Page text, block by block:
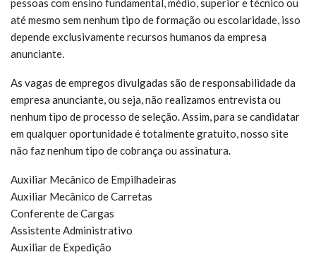
pessoas com ensino fundamental, médio, superior e técnico ou
até mesmo sem nenhum tipo de formação ou escolaridade, isso
depende exclusivamente recursos humanos da empresa
anunciante.
As vagas de empregos divulgadas são de responsabilidade da
empresa anunciante, ou seja, não realizamos entrevista ou
nenhum tipo de processo de seleção. Assim, para se candidatar
em qualquer oportunidade é totalmente gratuito, nosso site
não faz nenhum tipo de cobrança ou assinatura.
Auxiliar Mecânico de Empilhadeiras
Auxiliar Mecânico de Carretas
Conferente de Cargas
Assistente Administrativo
Auxiliar de Expedição